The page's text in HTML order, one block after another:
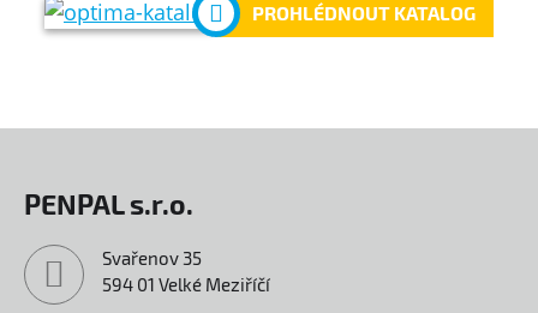
PROHLÉDNOUT KATALOG
PENPAL s.r.o.
Svařenov 35
594 01 Velké Meziříčí